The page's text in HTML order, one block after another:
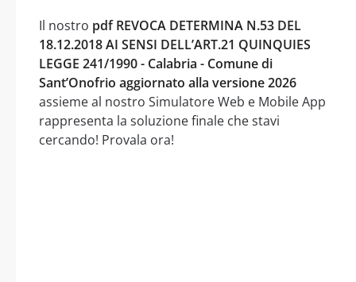
Il nostro pdf REVOCA DETERMINA N.53 DEL
18.12.2018 AI SENSI DELL’ART.21 QUINQUIES
LEGGE 241/1990 - Calabria - Comune di
Sant’Onofrio aggiornato alla versione 2026
assieme al nostro Simulatore Web e Mobile App
rappresenta la soluzione finale che stavi
cercando! Provala ora!